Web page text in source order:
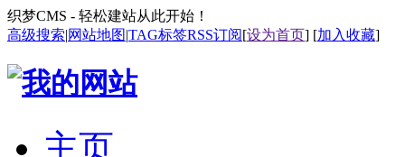
织梦CMS - 轻松建站从此开始！
高级搜索|网站地图|TAG标签RSS订阅[设为首页] [加入收藏]
主页